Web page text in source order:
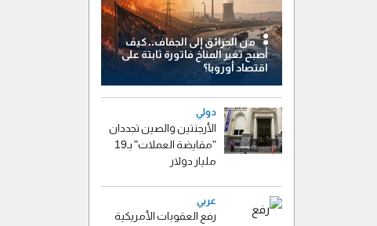
من الحرائق إلى الجفاف.. كيف
أصبح تغير المناخ فاتورة ثابتة على
اقتصاد أوروبا؟
دولي
الأرجنتين والصين تجددان
"مقايضة العملات" بـ19
مليار دولار
عربي
رفع العقوبات الأمريكية